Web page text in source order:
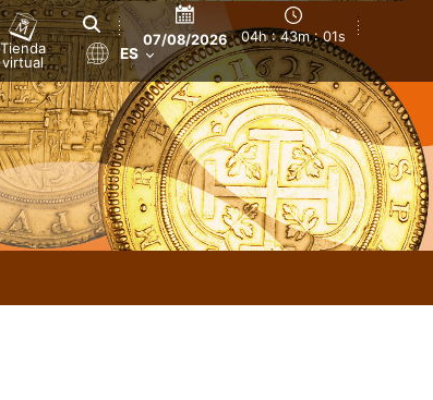
Tienda
virtual
07/08/2026 04h : 43m : 02s
ES